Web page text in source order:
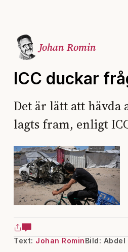
Johan Romin
ICC duckar
Det är lätt att hävda
lagts fram, enligt
Text: Johan RominBild: Abdel